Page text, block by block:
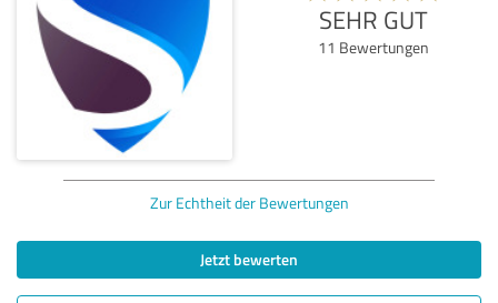
SEHR GUT
11 Bewertungen
Zur Echtheit der Bewertungen
Jetzt bewerten